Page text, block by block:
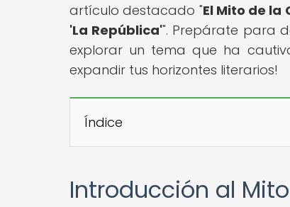
artículo destacado "El Mito de
'La República'". Prepárate para
explorar un tema que ha
expandir tus horizontes literarios!
Índice
Introducción al